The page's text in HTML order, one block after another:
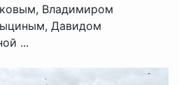
Владимиром
Давидом
...